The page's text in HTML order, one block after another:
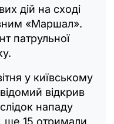
дій на сході
«Маршал».
патрульної
у київському
відкрив
нападу
ще 15 отримали